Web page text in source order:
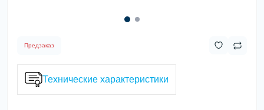
Предзаказ
Технические характеристики